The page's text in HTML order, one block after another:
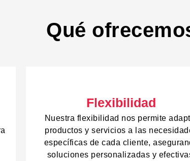
Qué
Flexibilidad
Nuestra flexibilidad nos permite
productos y servicios a las
específicas de cada cliente,
soluciones personalizadas y